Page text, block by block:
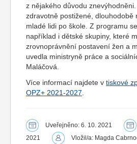
z nějakého důvodu
zdravotně postižené, dlouhodobě
mladé lidi po škole. Z programu
například i dětské skupiny, které
zrovnoprávnění postavení žen a
uvedla ministryně práce a
Maláčová.
Více informací najdete v tiskové
OPZ+ 2021-2027
Uveřejněno: 6. 10. 2021
2021
Vložil/a: Magda